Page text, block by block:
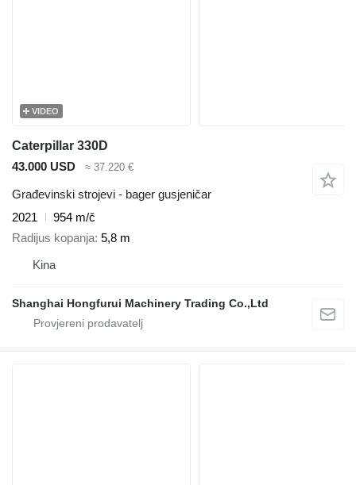
VIDEO
Caterpillar 330D
43.000 USD
≈ 37.220 €
Građevinski strojevi - bager gusjeničar
2021
954 m/č
Radijus kopanja 5,8 m
Kina
Shanghai Hongfurui Machinery Trading Co.,Ltd